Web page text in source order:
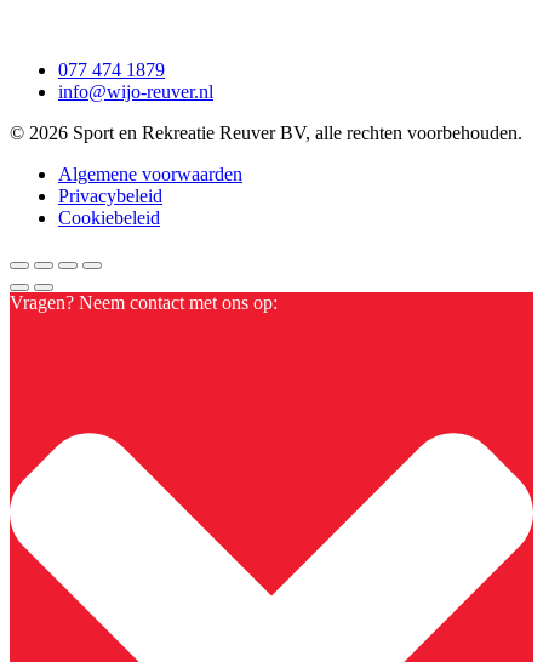
077 474 1879
info@wijo-reuver.nl
© 2026 Sport en Rekreatie Reuver BV, alle rechten voorbehouden.
Algemene voorwaarden
Privacybeleid
Cookiebeleid
Vragen? Neem contact met ons op: